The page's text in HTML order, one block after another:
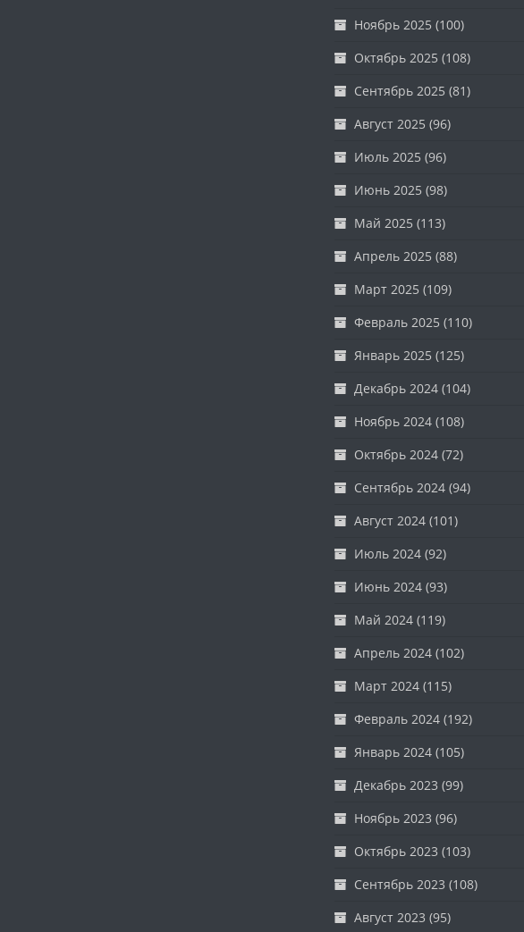
Ноябрь 2025 (100)
Октябрь 2025 (108)
Сентябрь 2025 (81)
Август 2025 (96)
Июль 2025 (96)
Июнь 2025 (98)
Май 2025 (113)
Апрель 2025 (88)
Март 2025 (109)
Февраль 2025 (110)
Январь 2025 (125)
Декабрь 2024(104)
Ноябрь 2024(108)
Октябрь 2024(72)
Сентябрь 2024(94)
Август 2024(101)
Июль 2024(92)
Июнь 2024(93)
Май 2024(119)
Апрель 2024(102)
Март 2024(115)
Февраль 2024(192)
Январь 2024(105)
Декабрь 2023 (99)
Ноябрь 2023 (96)
Октябрь 2023 (103)
Сентябрь 2023 (108)
Август 2023 (95)